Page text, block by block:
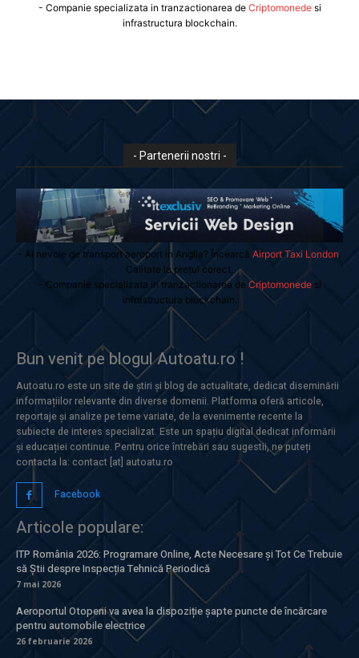
- Companie specializata in tranzactionarea de Criptomonedesi
infrastructura blockchain.
- Partenerii nostri -
- Ai nevoie de transport aeroport in Anglia? Încearcă Airport Taxi London
Calitate la prețul corect.
- Companie specializata in tranzactionarea de Criptomonedesi
infrastructura blockchain.
Bun venit pe blogul Autoatu.ro !
Autoatu.ro este un site de știri și blog de actualitate, dedicat diseminării
informațiilor relevante din diverse domenii. Platforma oferă articole,
reportaje și analize pe teme variate, de la evenimente recente la
subiecte de interes specializat. Este un spațiu digital dedicat informării
și educației continue. Pentru orice întrebări sau sugestii, ne puteți
contacta la: contact [at] autoatu.ro
Facebook
Articole populare:
ITP România 2026: Programare Online, Acte Necesare și Tot Ce Trebuie
să Știi despre Inspecția Tehnică Periodică
7 mai 2026
Aeroportul Otopeni va avea la dispoziție șapte puncte de încărcare
pentru automobile electrice
26 februarie 2026